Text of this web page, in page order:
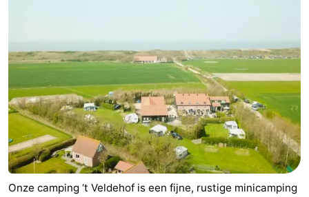
breakfasts)
Hotels
Vakantiehuizen
-
Buitenhof
-
Onze camping ‘t Veldehof is een fijne, rustige minicamping